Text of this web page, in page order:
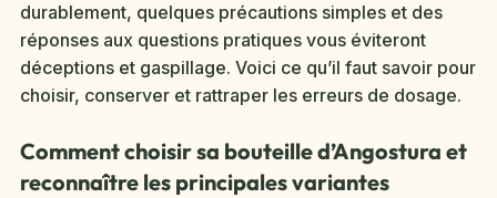
durablement, quelques précautions simples et des
réponses aux questions pratiques vous éviteront
déceptions et gaspillage. Voici ce qu’il faut savoir pour
choisir, conserver et rattraper les erreurs de dosage.
Comment choisir sa bouteille d’Angostura et
reconnaître les principales variantes